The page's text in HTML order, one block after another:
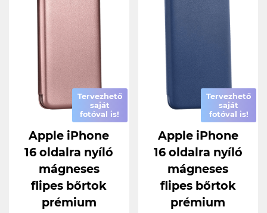
Tervezhető
saját
fotóval is!
Apple iPhone
16 oldalra nyíló
mágneses
flipes bőrtok
prémium
Tervezhető
saját
fotóval is!
Apple iPhone
16 oldalra nyíló
mágneses
flipes bőrtok
prémium